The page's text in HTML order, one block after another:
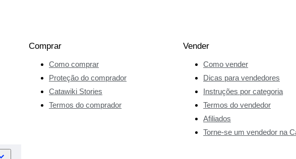
Comprar
Como comprar
Proteção do comprador
Catawiki Stories
Termos do comprador
Vender
Como vender
Dicas para vendedores
Instruções por categoria
Termos do vendedor
Afiliados
Torne-se um vendedor na